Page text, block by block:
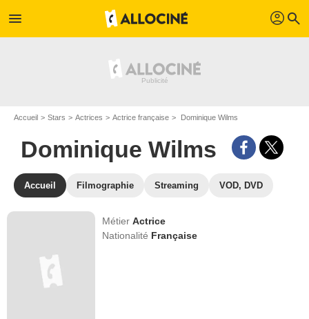
menu profil search
Accueil Stars Actrices Actrice française Dominique Wilms
Dominique Wilms
Accueil Filmographie Streaming VOD, DVD
MétierActrice
Nationalité Française